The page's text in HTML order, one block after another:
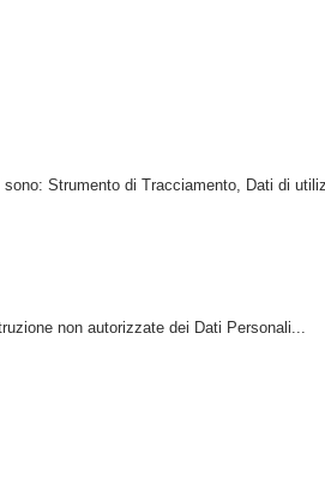
Strumento di Tracciamento, Dati di
non autorizzate dei Dati Personali...